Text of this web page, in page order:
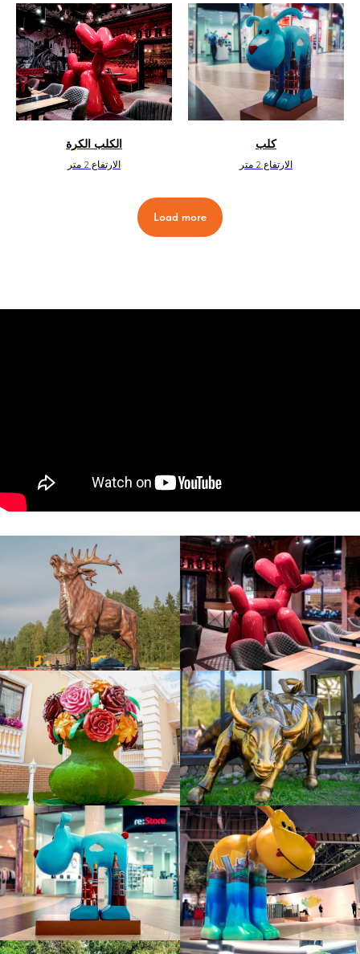
الكلب الكرة
الارتفاع 2 متر
كلب
الارتفاع 2 متر
Load more